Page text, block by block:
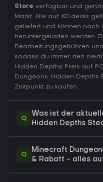
Store verfügbar und
Markt. Alle auf XD.deals
geliefert und können nach
heruntergeladen werden.
Bearbeitungsgebühren
sodass du immer den
Hidden Depths Preis auf PC
Dungeons: Hidden Depths
Zeitpunkt zu kaufen.
Q
Was ist der
Hidden Depths
Q
Minecraft
& Rabatt - alles